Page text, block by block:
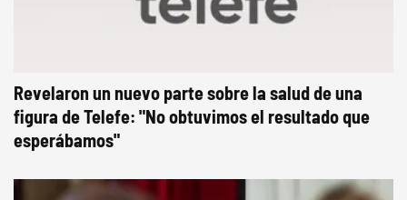
Revelaron un nuevo parte sobre la salud de una
figura de Telefe: "No obtuvimos el resultado que
esperábamos"